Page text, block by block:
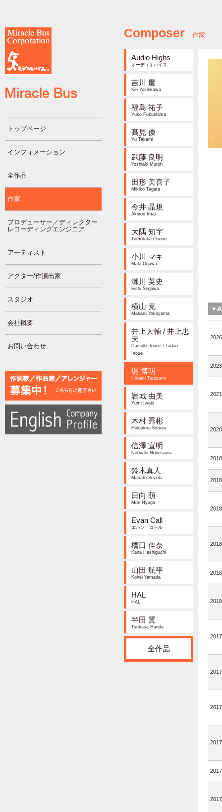
トップページ
インフォメーション
全作品
作家
プロデューサー／ディレクター
レコーディングエンジニア
アーティスト
アクター/作演出家
スタジオ
会社概要
お問い合わせ
Composer 作家
Audio Highs
オーディオハイズ
吉川 慶
Kei Yoshikawa
福島 祐子
Yuko Fukushima
髙見 優
Yu Takami
武藤 良明
Yoshiaki Mutoh
田形 美喜子
Mikiko Tagata
今井 晶規
Akinori Imai
大隅 知宇
Tomotaka Osumi
小川 マキ
Maki Ogawa
瀬川 英史
Eishi Segawa
横山 克
Masaru Yokoyama
井上大輔 / 井上忠
夫
Daisuke Inoue / Tadao
Inoue
堤 博明
Hiroaki Tsutsumi
岩城 由美
Yumi Iwaki
木村 秀彬
Hideakira Kimura
信澤 宣明
Nobuaki Nobusawa
鈴木真人
Masato Suzuki
日向 萌
Moe Hyuga
Evan Call
エバン・コール
橋口 佳奈
Kana Hashiguchi
山田 航平
Kohei Yamada
HAL
HAL
半田 翼
Tsubasa Handa
全作品